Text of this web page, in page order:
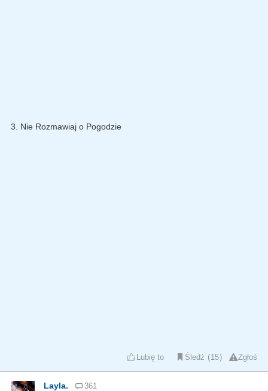
3. Nie Rozmawiaj o Pogodzie
Lubię to Śledź 15 Zgłoś
Layla.
361